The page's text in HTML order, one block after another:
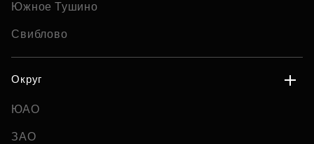
Южное Тушино
Свиблово
Округ
ЮАО
ЗАО